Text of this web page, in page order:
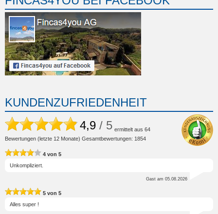
KUNDENZUFRIEDENHEIT
4,9 / 5 ermittelt aus 64
Bewertungen (letzte 12 Monate) Gesamtbewertungen: 1854
4 von 5
Unkompliziert.
Gast am 05.08.2026
5 von 5
Alles super !